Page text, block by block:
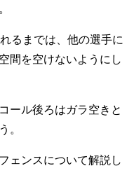
るまでは、他の選手に
間を空けないようにし
ール後ろはガラ空きと
。
ェンスについて解説し